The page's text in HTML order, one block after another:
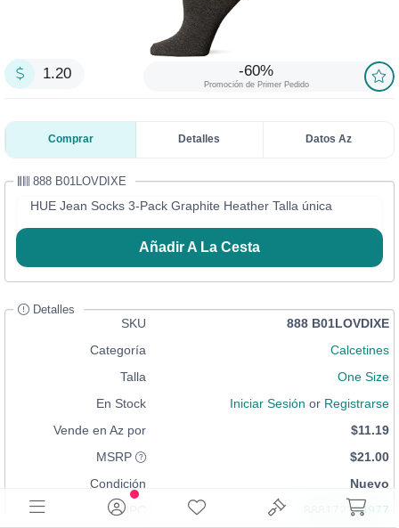
1.20 -60%
Promoción de Primer Pedido
Comprar Detalles Datos Az
888 B01LOVDIXE
HUE Jean Socks 3-Pack Graphite Heather Talla única
Añadir A La Cesta
Detalles
SKU
888 B01LOVDIXE
Categoría
Calcetines
Talla
One Size
En Stock
Iniciar Sesión or Registrarse
Vende en Az por
$11.19
MSRP
$21.00
Condición
Nuevo
UPC
888172324977